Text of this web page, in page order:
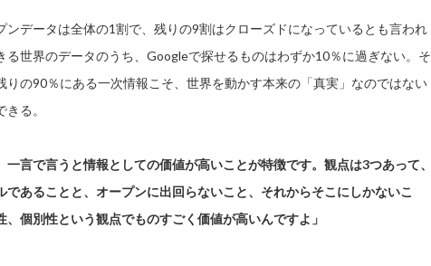
ンデータは全体の1割で、残りの9割はクローズドになっているとも言われ
る世界のデータのうち、Googleで探せるものはわずか10％に過ぎない。そ
りの90％にある一次情報こそ、世界を動かす本来の「真実」なのではない
る。
一言で言うと情報としての価値が高いことが特徴です。観点は3つあって、
であることと、オープンに出回らないこと、それからそこにしかないこ
、個別性という観点でものすごく価値が高いんですよ」